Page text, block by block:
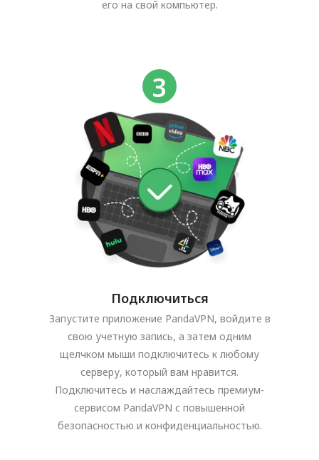
его на свой компьютер.
Подключиться
Запустите приложение PandaVPN, войдите в
свою учетную запись, а затем одним
щелчком мыши подключитесь к любому
серверу, который вам нравится.
Подключитесь и наслаждайтесь премиум-
сервисом PandaVPN с повышенной
безопасностью и конфиденциальностью.